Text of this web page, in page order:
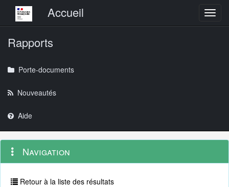
Menu principalAccueil
Rapports
Porte-documents
Nouveautés
Aide
Navigation
outils
Menu
contextuel
Navigation
Retour à la liste des résultats